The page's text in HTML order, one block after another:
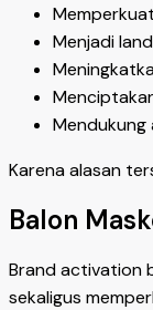
Menjadi
Mendukung
Karena alasan
Balon
Brand activation
sekaligus